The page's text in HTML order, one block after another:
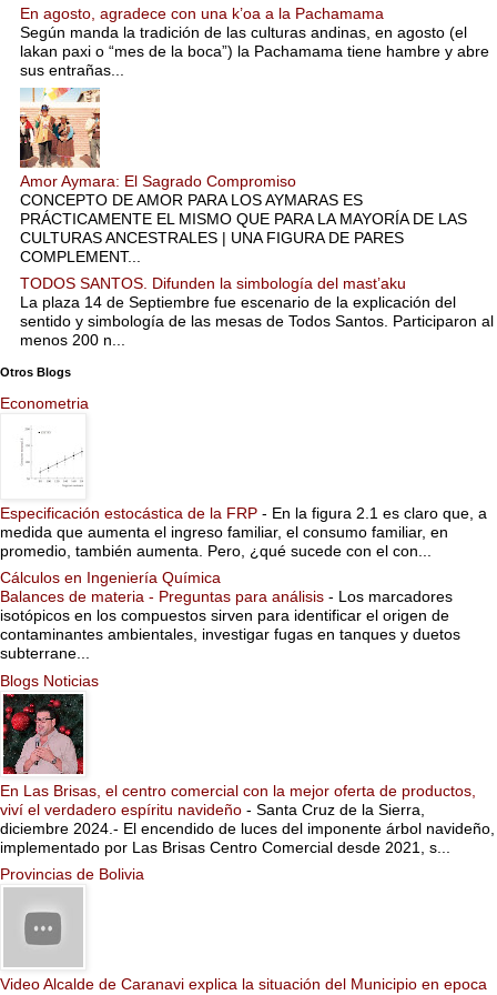
En agosto, agradece con una k’oa a la Pachamama
Según manda la tradición de las culturas andinas, en agosto (el
lakan paxi o “mes de la boca”) la Pachamama tiene hambre y abre
sus entrañas...
Amor Aymara: El Sagrado Compromiso
CONCEPTO DE AMOR PARA LOS AYMARAS ES
PRÁCTICAMENTE EL MISMO QUE PARA LA MAYORÍA DE LAS
CULTURAS ANCESTRALES | UNA FIGURA DE PARES
COMPLEMENT...
TODOS SANTOS. Difunden la simbología del mast’aku
La plaza 14 de Septiembre fue escenario de la explicación del
sentido y simbología de las mesas de Todos Santos. Participaron al
menos 200 n...
Otros Blogs
Econometria
Especificación estocástica de la FRP - En la figura 2.1 es claro que, a
medida que aumenta el ingreso familiar, el consumo familiar, en
promedio, también aumenta. Pero, ¿qué sucede con el con...
Cálculos en Ingeniería Química
Balances de materia - Preguntas para análisis - Los marcadores
isotópicos en los compuestos sirven para identificar el origen de
contaminantes ambientales, investigar fugas en tanques y duetos
subterrane...
Blogs Noticias
En Las Brisas, el centro comercial con la mejor oferta de productos,
viví el verdadero espíritu navideño - Santa Cruz de la Sierra,
diciembre 2024.- El encendido de luces del imponente árbol navideño,
implementado por Las Brisas Centro Comercial desde 2021, s...
Provincias de Bolivia
Video Alcalde de Caranavi explica la situación del Municipio en epoca